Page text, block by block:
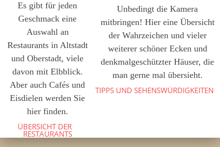
Es gibt für jeden
Geschmack eine
Auswahl an
Restaurants in Altstadt
und Oberstadt, viele
davon mit Elbblick.
Aber auch Cafés und
Eisdielen werden Sie
hier finden.
ÜBERSICHT DER
RESTAURANTS
Unbedingt die Kamera
mitbringen! Hier eine Übersicht
der Wahrzeichen und vieler
weiterer schöner Ecken und
denkmalgeschützter Häuser, die
man gerne mal übersieht.
TIPPS UND SEHENSWÜRDIGKEITEN